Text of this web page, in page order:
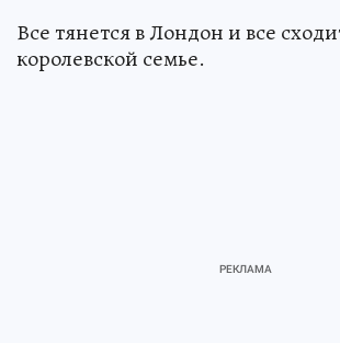
Все тянется в Лондон и все
королевской семье.